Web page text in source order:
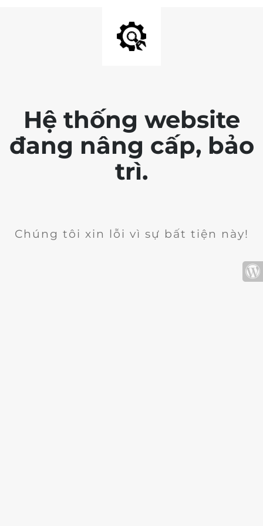
Hệ thống website
đang nâng cấp, bảo
trì.
Chúng tôi xin lỗi vì sự bất tiện này!